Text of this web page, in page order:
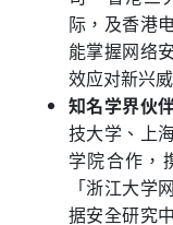
际，及香港
能掌握网络
效应对新兴
知名学界伙
技大学、上
学院合作，
「浙江大学
据安全研究